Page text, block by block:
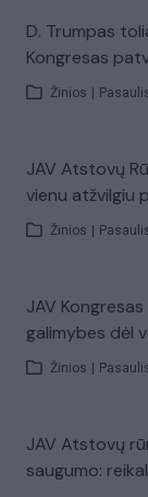
D. Trumpas
Kongresas
Žinios
JAV Atstovų
vienu atžvilgiu
Žinios
JAV
galimybes dėl
Žinios
JAV Atstovų
saugumo: